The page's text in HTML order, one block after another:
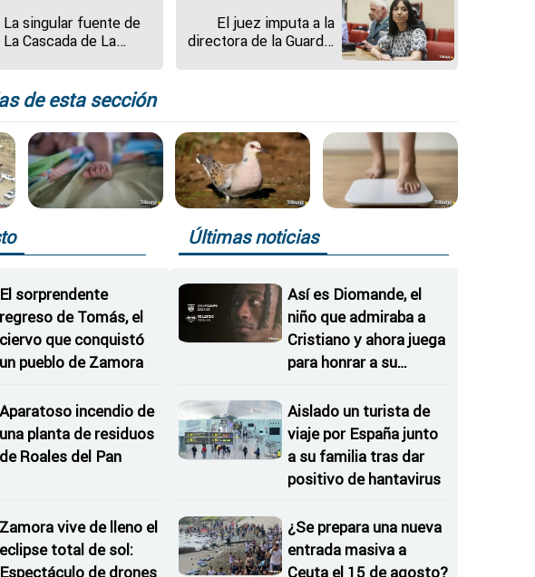
La singular fuente de
La Cascada de La
década después
El juez imputa a la
directora de la Guardia
de esta sección
El sorprendente
regreso de Tomás, el
ciervo que conquistó
un pueblo de Zamora
Aparatoso incendio de
una planta de residuos
de Roales del Pan
Zamora vive de lleno el
eclipse total de sol:
Espectáculo de drones
Últimas noticias
Así es Diomande, el
niño que admiraba a
Cristiano y ahora juega
para honrar a su
Aislado un turista de
viaje por España junto
a su familia tras dar
positivo de hantavirus
¿Se prepara una nueva
entrada masiva a
Ceuta el 15 de agosto?